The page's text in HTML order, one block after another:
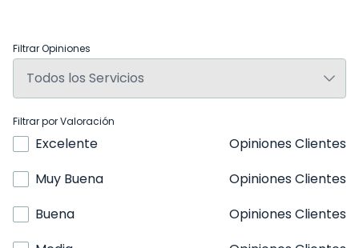
Filtrar Opiniones
Filtrar por Valoración
Excelente
Opiniones Clientes
Muy Buena
Opiniones Clientes
Buena
Opiniones Clientes